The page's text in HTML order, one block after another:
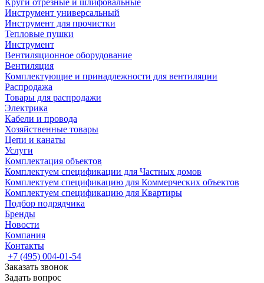
Круги отрезные и шлифовальные
Инструмент универсальный
Инструмент для прочистки
Тепловые пушки
Инструмент
Вентиляционное оборудование
Вентиляция
Комплектующие и принадлежности для вентиляции
Распродажа
Товары для распродажи
Электрика
Кабели и провода
Хозяйственные товары
Цепи и канаты
Услуги
Комплектация объектов
Комплектуем спецификации для Частных домов
Комплектуем спецификацию для Коммерческих объектов
Комплектуем спецификацию для Квартиры
Подбор подрядчика
Бренды
Новости
Компания
Контакты
+7 (495) 004-01-54
Заказать звонок
Задать вопрос